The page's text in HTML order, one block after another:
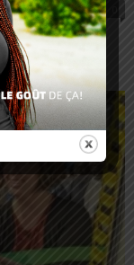
Médecine se sont
(UK)....